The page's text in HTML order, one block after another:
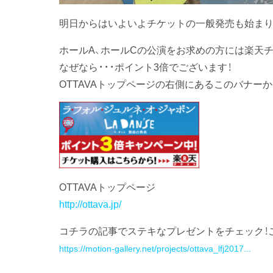
明日からはいよいよチケットの一般発売も始ま
ホールA、ホールCの公演をお求めの方には楽天
なぜなら・・・ポイント3倍でございます！
OTTAVAトップページの右側にあるこのバナー
OTTAVAトップページ
http://ottava.jp/
コチラの記事でステキなプレゼントをチェック
https://motion-gallery.net/projects/ottava_lfj2017...